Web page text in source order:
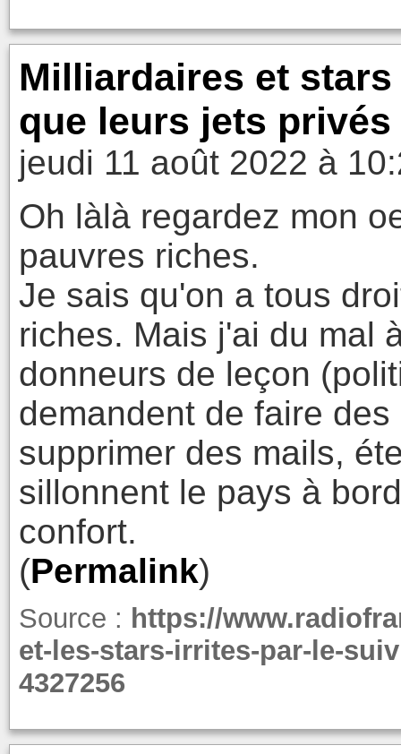
Milliardaires et
que leurs jets
jeudi 11 août 2022 à
Oh làlà regardez mon
pauvres riches.
Je sais qu'on a tous
riches. Mais j'ai du mal
donneurs de leçon
demandent de faire
supprimer des mails,
sillonnent le pays à
confort.
(Permalink)
Source : https://
et-les-stars-irrites-par-le-
4327256